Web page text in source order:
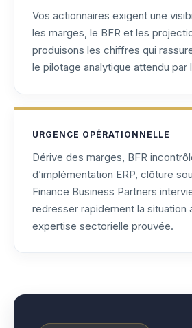
Vos actionnaires exigent une
les marges, le BFR et les
produisons les chiffres qui
le pilotage analytique attendu par
URGENCE OPÉRATIONNELLE
Dérive des marges, BFR
d’implémentation ERP, clôture
Finance Business Partners
redresser rapidement la situation
expertise sectorielle prouvée.